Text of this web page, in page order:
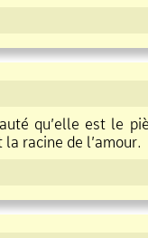
qu’elle est le
racine de l’amour.